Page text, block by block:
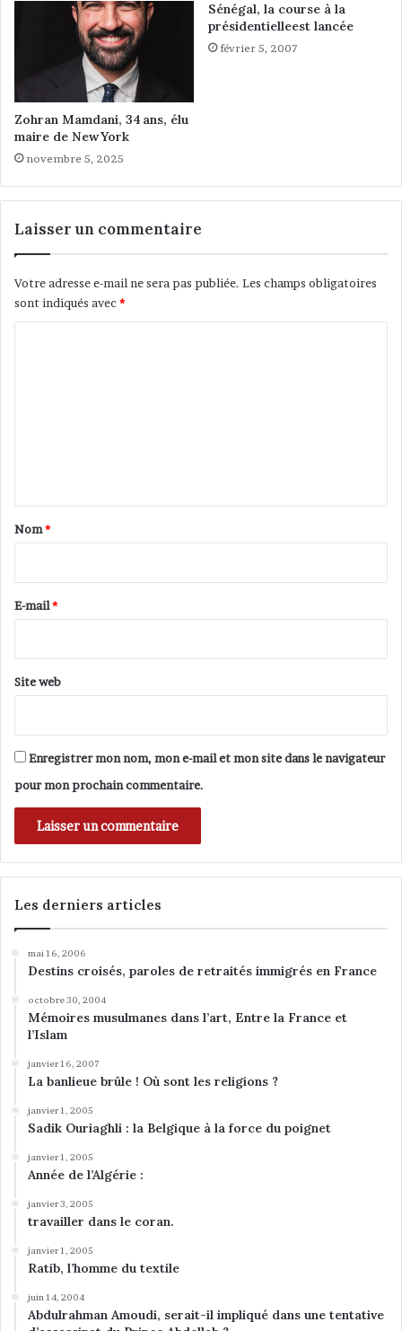
Zohran Mamdani, 34 ans, élu
maire de New York
novembre 5, 2025
Sénégal, la course à la
présidentielleest lancée
février 5, 2007
Laisser un commentaire
Votre adresse e-mail ne sera pas publiée. Les champs obligatoires
sont indiqués avec*
a
e
Nom*
E-mail*
Site web
Enregistrer mon nom, mon e-mail et mon site dans le navigateur
pour mon prochain commentaire.
Les derniers articles
mai 16, 2006
Destins croisés, paroles de retraités immigrés en France
octobre 30, 2004
Mémoires musulmanes dans l’art, Entre la France et
l’Islam
janvier 16, 2007
La banlieue brûle ! Où sont les religions ?
janvier 1, 2005
Sadik Ouriaghli : la Belgique à la force du poignet
janvier 1, 2005
Année de l’Algérie :
janvier 3, 2005
travailler dans le coran.
janvier 1, 2005
Ratib, l’homme du textile
juin 14, 2004
Abdulrahman Amoudi, serait-il impliqué dans une tentative